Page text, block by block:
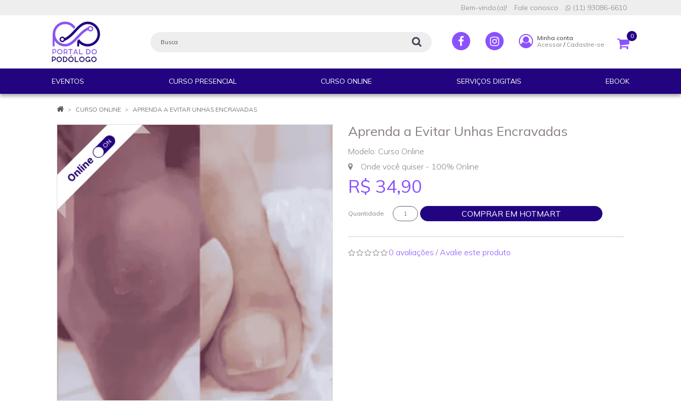
Bem-vindo(a)! Fale conosco (11) 93086-6610
Minha conta
Acessar/ Cadastre-se
0
EVENTOS CURSO PRESENCIAL CURSO ONLINE SERVIÇOS DIGITAIS EBOOK
CURSO ONLINE APRENDA A EVITAR UNHAS ENCRAVADAS
Aprenda a Evitar Unhas Encravadas
Modelo: Curso Online
Onde você quiser - 100% Online
R$ 34,90
Quantidade COMPRAR EM HOTMART
0 avaliações /Avalie este produto